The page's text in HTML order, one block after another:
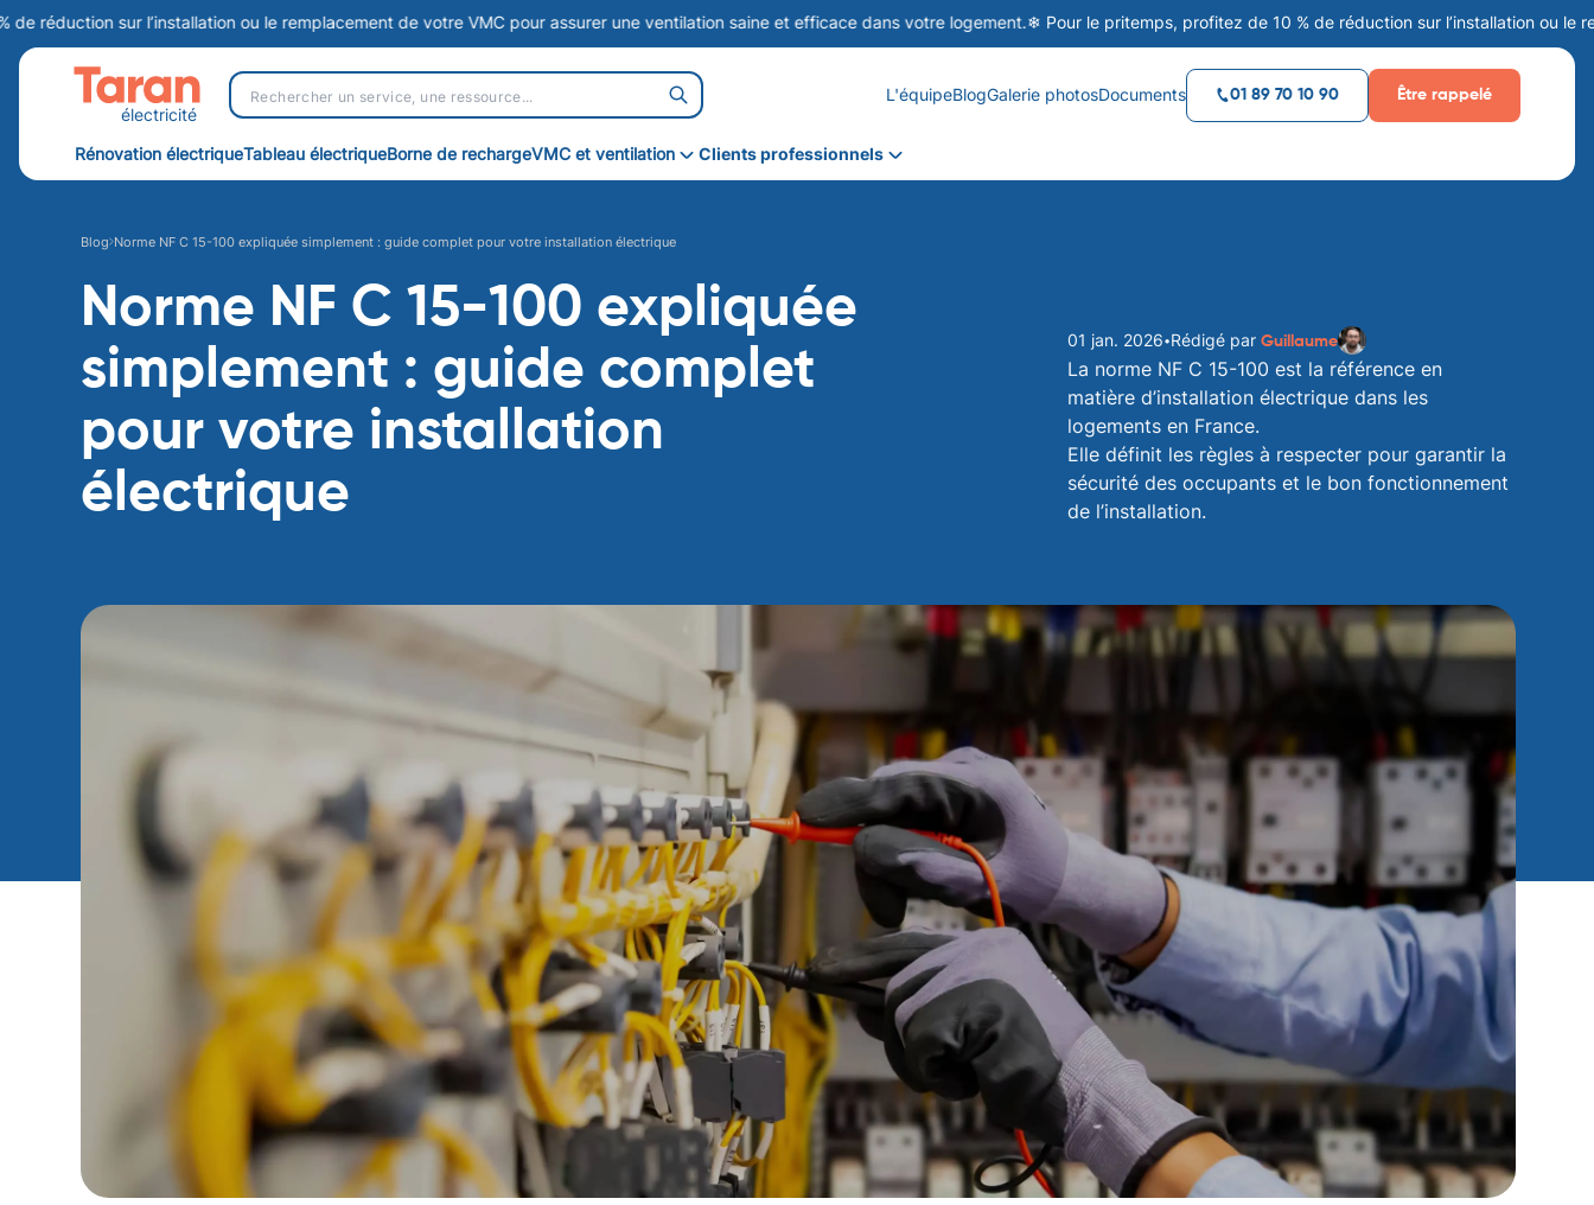
sur l’installation ou le remplacement de votre VMC pour assurer une ventilation saine et efficace dans votre logement. ❄ Pour le pritemps, profitez de 10 % de réduction sur l’installation ou le
électricité
L'équipeBlogGalerie photosDocuments 01 89 70 10 90 Être rappelé
Rénovation électriqueTableau électriqueBorne de rechargeVMC et ventilation
VMC double flux
Clients professionnels
Blog Norme NF C 15-100 expliquée simplement : guide complet pour votre installation électrique
Norme NF C 15-100 expliquée
simplement : guide complet
pour votre installation
électrique
01 jan. 2026•Rédigé par Guillaume
La norme NF C 15-100 est la référence en
matière d’installation électrique dans les
logements en France.
Elle définit les règles à respecter pour garantir la
sécurité des occupants et le bon fonctionnement
de l’installation.